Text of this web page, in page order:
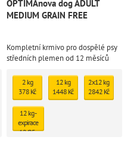
OPTIMAnova dog ADULT
MEDIUM GRAIN FREE
Kompletní krmivo pro dospělé psy
středních plemen od 12 měsíců
2 kg
378 Kč
12 kg
1448 Kč
2x12 kg
2842 Kč
12 kg -
expirace
12/25 -